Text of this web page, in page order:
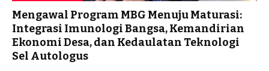
Mengawal Program MBG Menuju Maturasi:
Integrasi Imunologi Bangsa, Kemandirian
Ekonomi Desa, dan Kedaulatan Teknologi
Sel Autologus